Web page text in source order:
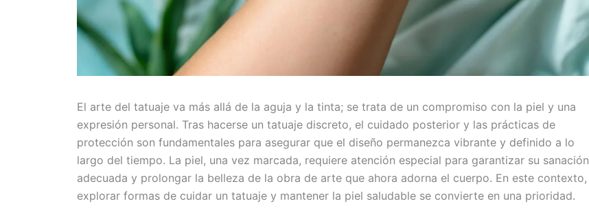
El arte del tatuaje va más allá de la aguja y la tinta; se trata de un compromiso con la piel y una
expresión personal. Tras hacerse un tatuaje discreto, el cuidado posterior y las prácticas de
protección son fundamentales para asegurar que el diseño permanezca vibrante y definido a lo
largo del tiempo. La piel, una vez marcada, requiere atención especial para garantizar su sanación
adecuada y prolongar la belleza de la obra de arte que ahora adorna el cuerpo. En este contexto,
explorar formas de cuidar un tatuaje y mantener la piel saludable se convierte en una prioridad.